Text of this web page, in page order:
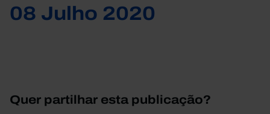
08 Julho 2020
Quer partilhar esta publicação?